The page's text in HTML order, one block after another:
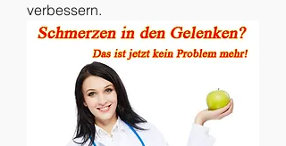
verbessern.